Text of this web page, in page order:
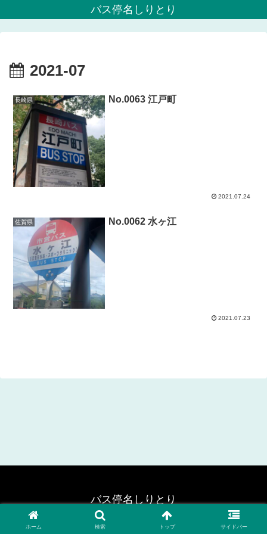
バス停名しりとり
2021-07
長崎県 No.0063 江戸町
2021.07.24
佐賀県 No.0062 水ヶ江
2021.07.23
バス停名しりとり
© 2020 バス停名しりとり.
ホーム 検索 トップ サイドバー